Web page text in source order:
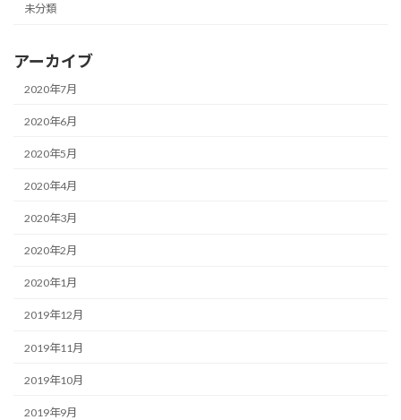
未分類
アーカイブ
2020年7月
2020年6月
2020年5月
2020年4月
2020年3月
2020年2月
2020年1月
2019年12月
2019年11月
2019年10月
2019年9月